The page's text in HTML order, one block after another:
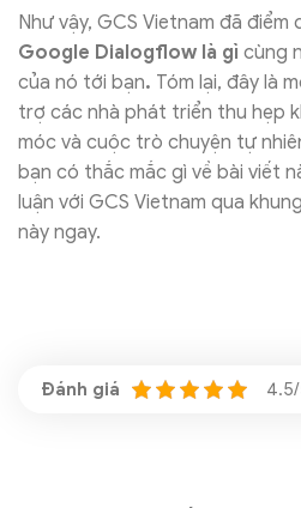
Như vậy, GCS Vietnam đã
Google Dialogflow là gì cùng
của nó tới bạn. Tóm lại, đây là
trợ các nhà phát triển thu hẹp
móc và cuộc trò chuyện tự
bạn có thắc mắc gì về bài viết
luận với GCS Vietnam qua khung
này ngay.